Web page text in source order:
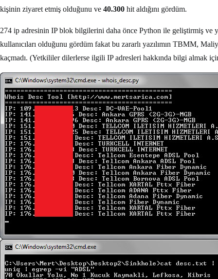
kişinin ziyaret etmiş olduğunu ve 40.300 hit aldığını gördüm.
274 ip adresinin IP blok bilgilerini daha önce Python ile geliştirmiş ve
kullanıcıları olduğunu gördüm fakat bu zararlı yazılımın TBMM,
kaçmadı. (Yetkililer dilerlerse ilgili IP adresleri hakkında bilgi almak